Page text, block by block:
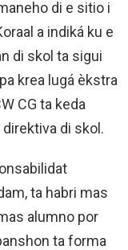
di e sitio i
a indiká ku e
di skol ta sigui
krea lugá èkstra
CG ta keda
di skol.
ta habri mas
alumno por
ta forma